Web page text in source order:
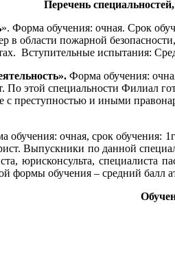
Перечень
». Форма обучения: очная. Срок
в области пожарной
Вступительные испытания:
Форма обучения:
этой специальности Филиал
с преступностью и иными
обучения: очная, срок обучения:
Выпускники по данной
юрисконсульта, специалиста
формы обучения – средний балл